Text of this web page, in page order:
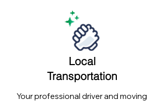
Local
Transportation
Your professional driver and moving